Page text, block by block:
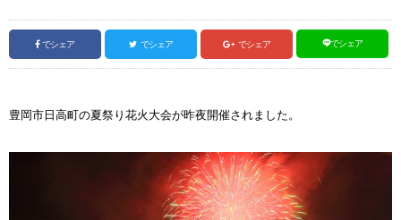
でシェア でシェア でシェア でシェア
豊岡市日高町の夏祭り花火大会が昨夜開催されました。